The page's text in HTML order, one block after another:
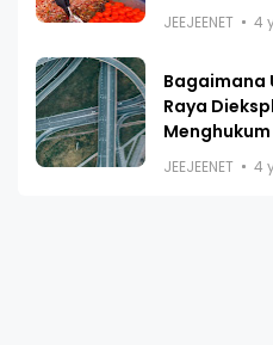
JEEJEENET 4
Bagaimana
Raya
JEEJEENET 4